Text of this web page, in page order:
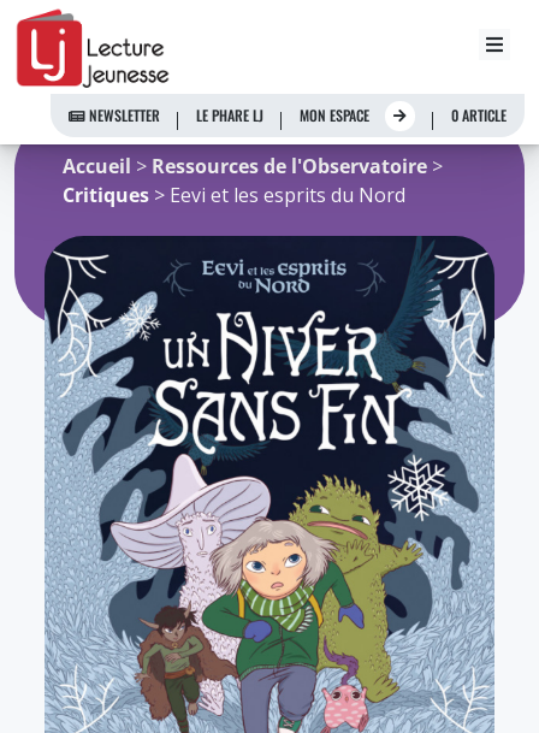
Aller
contenu
NEWSLETTER LE PHARE LJ MON ESPACE 0 ARTICLE
Accueil > Ressources de l'Observatoire >
Critiques > Eevi et les esprits du Nord